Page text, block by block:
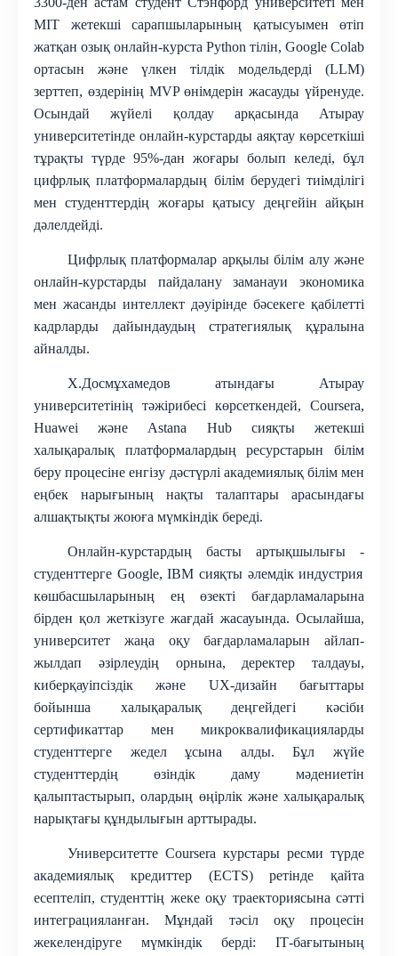
MIT жетекші сарапшыларының қатысуымен өтіп
жатқан озық онлайн-курста Python тілін, Google Colab
ортасын және үлкен тілдік модельдерді (LLM)
зерттеп, өздерінің MVP өнімдерін жасауды үйренуде.
Осындай жүйелі қолдау арқасында Атырау
университетінде онлайн-курстарды аяқтау көрсеткіші
тұрақты түрде 95%-дан жоғары болып келеді, бұл
цифрлық платформалардың білім берудегі тиімділігі
мен студенттердің жоғарықатысу деңгейін айқын
дәлелдейді.
Цифрлық платформалар арқылы білім алу және
онлайн-курстарды пайдалану заманауи экономика
мен жасанды интеллект дәуірінде бәсекеге қабілетті
кадрларды дайындаудың стратегиялық құралына
айналды.
Х.Досмұхамедов атындағы Атырау
университетінің тәжірибесі көрсеткендей, Coursera,
Huawei және Astana Hub сияқты жетекші
халықаралық платформалардың ресурстарын білім
беру процесіне енгізу дәстүрлі академиялық білім мен
еңбек нарығының нақты талаптары арасындағы
алшақтықты жоюға мүмкіндік береді.
Онлайн-курстардың басты артықшылығы -
студенттерге Google, IBM сияқты әлемдік индустрия
көшбасшыларының ең өзекті бағдарламаларына
бірден қол жеткізуге жағдай жасауында. Осылайша,
университет жаңа оқу бағдарламаларын айлап-
жылдап әзірлеудің орнына, деректер талдауы,
киберқауіпсіздік және UX-дизайн бағыттары
бойынша халықаралық деңгейдегі кәсіби
сертификаттар мен микроквалификацияларды
студенттерге жедел ұсына алды. Бұл жүйе
студенттердің өзіндік даму мәдениетін
қалыптастырып, олардың өңірлік және халықаралық
нарықтағы құндылығын арттырады.
Университетте Coursera курстары ресми түрде
академиялық кредиттер (ECTS) ретінде қайта
есептеліп, студенттің жеке оқу траекториясына сәтті
интеграцияланған. Мұндай тәсіл оқу процесін
жекелендіруге мүмкіндік берді: ІТ-бағытының